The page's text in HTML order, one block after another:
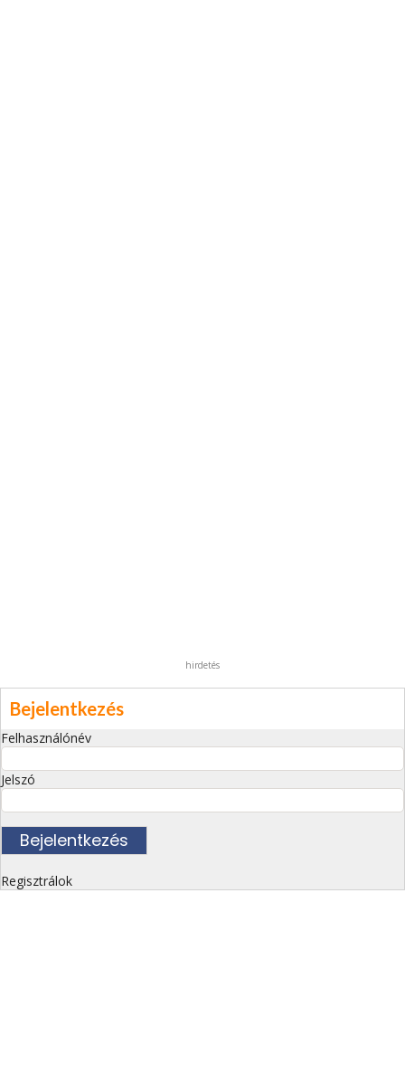
hirdetés
Bejelentkezés
Felhasználónév
Jelszó
Regisztrálok